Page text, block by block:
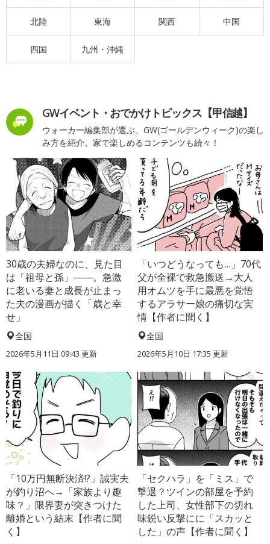
北陸 東海 関西 中国
四国 九州・沖縄
GWイベント・おでかけトピックス【甲信越】
ウォーカー編集部が選ぶ、GW(ゴールデンウィーク)の楽し
み方を紹介。家で楽しめるコンテンツも続々！
30歳の夫婦なのに、見た目
は「祖母と孫」――。急激
に老いる妻と成長が止まっ
た夫の漫画が描く「歳と幸
せ」
全国
2026年5月11日 09:43 更新
「いつどうなっても…」70代
父が全裸で救急搬送→大人
用オムツを手に最悪を覚悟
するアラサー娘の痛切な実
情【作者に聞く】
全国
2026年5月10日 17:35 更新
「10万円無断決済!?」誠実夫
が釣り沼へ→「家族より趣
味？」限界妻が突きつけた
離婚という結末【作者に聞
く】
「セクハラ」を「ミス」で
撃退？ツインの部屋を予約
した上司、女性部下の切れ
味鋭い反撃にに「スカッと
した」の声【作者に聞く】